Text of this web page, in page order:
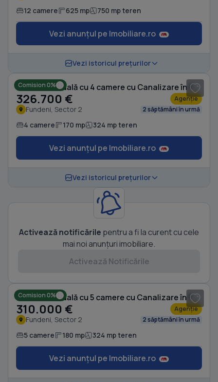
12 camere 625 mp 750 mp teren
Vezi anunțul pe Imobiliare.ro
Vezi istoricul prețurilor
Comision 0% Casă individuală cu 4 camere cu Canalizare în Fundeni
326.700 € Agenție
Fundeni, Sector 2 2 săptămâni în urmă
4 camere 170 mp 324 mp teren
Vezi anunțul pe Imobiliare.ro
Vezi istoricul prețurilor
Activează notificările pentru a fi la curent cu cele
mai noi anunțuri imobiliare.
Activează Notificările
Comision 0% Casă individuală cu 5 camere cu Canalizare în Fundeni
310.000 € Agenție
Fundeni, Sector 2 2 săptămâni în urmă
5 camere 180 mp 324 mp teren
Vezi anunțul pe Imobiliare.ro